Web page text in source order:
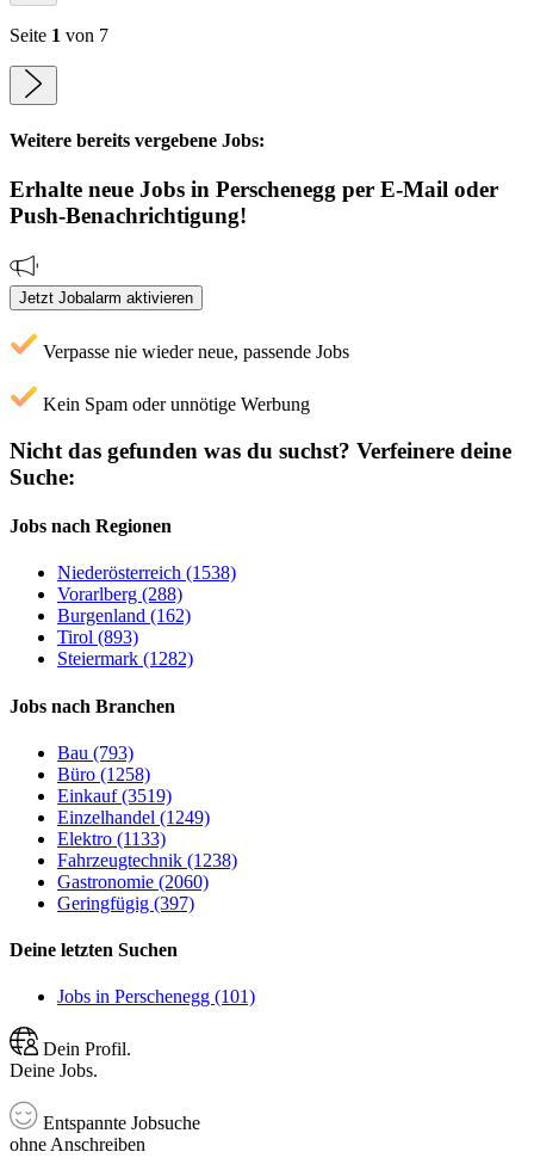
Seite 1 von 7
Weitere bereits vergebene Jobs:
Erhalte neue Jobs in Perschenegg per E-Mail oder
Push-Benachrichtigung!
Jetzt Jobalarm aktivieren
Verpasse nie wieder neue, passende Jobs
Kein Spam oder unnötige Werbung
Nicht das gefunden was du suchst? Verfeinere deine
Suche:
Jobs nach Regionen
Niederösterreich (1538)
Vorarlberg (288)
Burgenland (162)
Tirol (893)
Steiermark (1282)
Jobs nach Branchen
Bau (793)
Büro (1258)
Einkauf (3519)
Einzelhandel (1249)
Elektro (1133)
Fahrzeugtechnik (1238)
Gastronomie (2060)
Geringfügig (397)
Deine letzten Suchen
Jobs in Perschenegg (101)
Dein Profil.
Deine Jobs.
Entspannte Jobsuche
ohne Anschreiben